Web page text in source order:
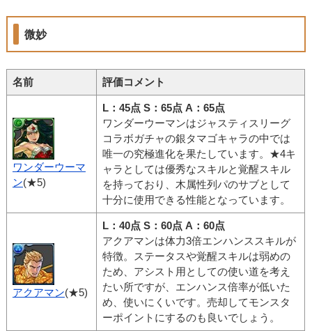
微妙
名前 評価コメント
ワンダーウーマ
ン(★5)
L：45点 S：65点 A：65点
ワンダーウーマンはジャスティスリーグ
コラボガチャの銀タマゴキャラの中では
唯一の究極進化を果たしています。★4キ
ャラとしては優秀なスキルと覚醒スキル
を持っており、木属性列パのサブとして
十分に使用できる性能となっています。
アクアマン(★5)
L：40点 S：60点 A：60点
アクアマンは体力3倍エンハンススキルが
特徴。ステータスや覚醒スキルは弱めの
ため、アシスト用としての使い道を考え
たい所ですが、エンハンス倍率が低いた
め、使いにくいです。売却してモンスタ
ーポイントにするのも良いでしょう。